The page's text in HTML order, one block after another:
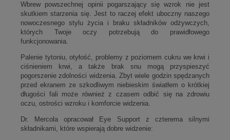
Wbrew powszechnej opinii pogarszający się wzrok nie jest
skutkiem starzenia się. Jest to raczej efekt uboczny naszego
nowoczesnego stylu życia i braku składników odżywczych,
których Twoje oczy potrzebują do prawidłowego
funkcjonowania.
Palenie tytoniu, otyłość, problemy z poziomem cukru we krwi i
ciśnieniem krwi, a także brak snu mogą przyspieszyć
pogorszenie zdolności widzenia. Zbyt wiele godzin spędzanych
przed ekranem ze szkodliwym niebieskim światłem o krótkiej
długości fali może również z czasem odbić się na zdrowiu
oczu, ostrości wzroku i komforcie widzenia.
Dr. Mercola opracował Eye Support z czterema silnymi
składnikami, które wspierają dobre widzenie: